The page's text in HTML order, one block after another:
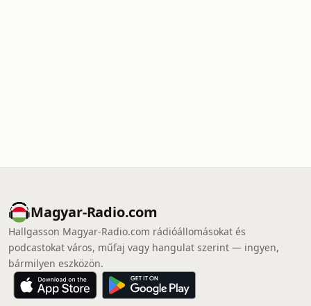
Magyar-Radio.com
Hallgasson Magyar-Radio.com rádióállomásokat és
podcastokat város, műfaj vagy hangulat szerint — ingyen,
bármilyen eszközön.